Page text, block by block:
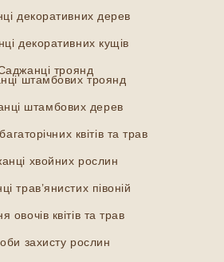
декоративних дерев
декоративних кущів
троянд
штамбових троянд
штамбових дерев
квітів та трав
хвойних рослин
трав’янистих півоній
овочів квітів та трав
захисту рослин